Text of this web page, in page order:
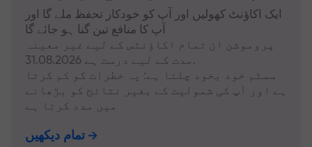
ایک اکاؤنٹ کھولیں اور آپ کو خودکار تحفظ ملے گا اور
آپ کا منافع تین گنا ہو جائے گا
پروموشن ان تمام اکاؤنٹس کے لیے غیر معینہ
مدت کے لیے درست ہے 31.08.2026.
سسٹم خود بخود چلتا ہے: یہ خطرات کو کم کرتا
ہے اور آپ کی شمولیت کے بغیر نتائج کو بڑھانے
میں مدد کرتا ہے
تمام دیکھیں